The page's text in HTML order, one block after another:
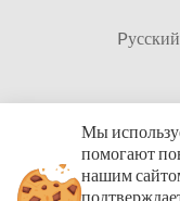
Мы
помогают
нашим